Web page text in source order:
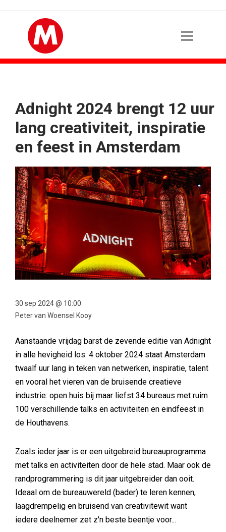
Adnight 2024 brengt 12 uur
lang creativiteit, inspiratie
en feest in Amsterdam
30 sep 2024 @ 10:00
Peter van Woensel Kooy
Aanstaande vrijdag barst de zevende editie van Adnight
in alle hevigheid los: 4 oktober 2024 staat Amsterdam
twaalf uur lang in teken van netwerken, inspiratie, talent
en vooral het vieren van de bruisende creatieve
industrie: open huis bij maar liefst 34 bureaus met ruim
100 verschillende talks en activiteiten en eindfeest in
de Houthavens.
Zoals ieder jaar is er een uitgebreid bureauprogramma
met talks en activiteiten door de hele stad. Maar ook de
randprogrammering is dit jaar uitgebreider dan ooit.
Ideaal om de bureauwereld (bader) te leren kennen,
laagdrempelig en bruisend van creativitewit want
iedere deelnemer zet z'n beste beentje voor...